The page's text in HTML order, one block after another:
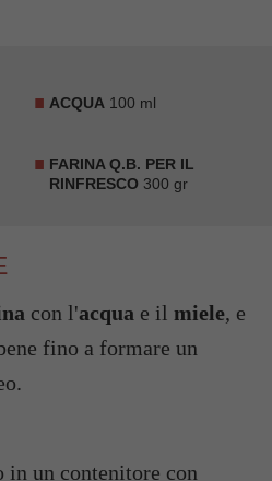
ACQUA 100 ml
FARINA Q.B. PER IL
RINFRESCO 300 gr
con l'acqua e il miele, e
fino a formare un